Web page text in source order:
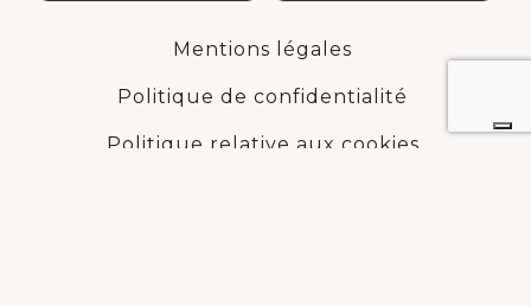
Mentions légales
Politique de confidentialité
Politique relative aux cookies